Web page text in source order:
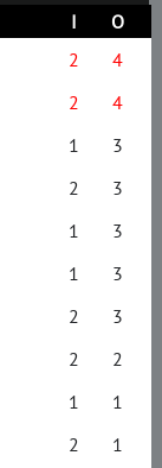
І
О
2
4
2
4
1
3
2
3
1
3
1
3
2
3
2
2
1
1
2
1